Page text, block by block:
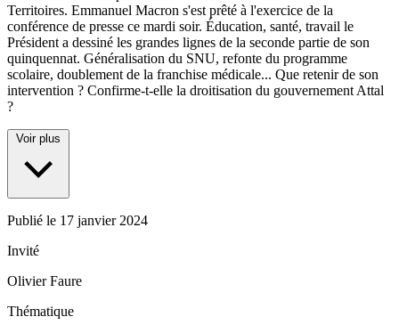
Territoires. Emmanuel Macron s'est prêté à l'exercice de la
conférence de presse ce mardi soir. Éducation, santé, travail le
Président a dessiné les grandes lignes de la seconde partie de son
quinquennat. Généralisation du SNU, refonte du programme
scolaire, doublement de la franchise médicale... Que retenir de son
intervention ? Confirme-t-elle la droitisation du gouvernement Attal
?
Voir plus
Publié le 17 janvier 2024
Invité
Olivier Faure
Thématique